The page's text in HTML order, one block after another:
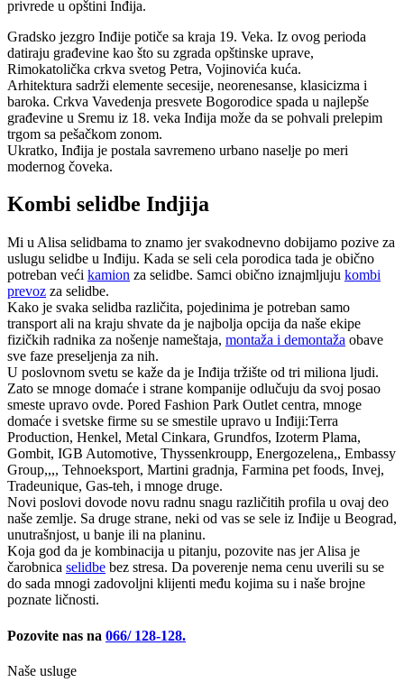
privrede u opštini Inđija.
Gradsko jezgro Inđije potiče sa kraja 19. Veka. Iz ovog perioda
datiraju građevine kao što su zgrada opštinske uprave,
Rimokatolička crkva svetog Petra, Vojinovića kuća.
Arhitektura sadrži elemente secesije, neorenesanse, klasicizma i
baroka. Crkva Vavedenja presvete Bogorodice spada u najlepše
građevine u Sremu iz 18. veka Inđija može da se pohvali prelepim
trgom sa pešačkom zonom.
Ukratko, Inđija je postala savremeno urbano naselje po meri
modernog čoveka.
Kombi selidbe Indjija
Mi u Alisa selidbama to znamo jer svakodnevno dobijamo pozive za
uslugu selidbe u Inđiju. Kada se seli cela porodica tada je obično
potreban veći kamion za selidbe. Samci obično iznajmljuju kombi
prevoz za selidbe.
Kako je svaka selidba različita, pojedinima je potreban samo
transport ali na kraju shvate da je najbolja opcija da naše ekipe
fizičkih radnika za nošenje nameštaja, montaža i demontaža obave
sve faze preseljenja za nih.
U poslovnom svetu se kaže da je Inđija tržište od tri miliona ljudi.
Zato se mnoge domaće i strane kompanije odlučuju da svoj posao
smeste upravo ovde. Pored Fashion Park Outlet centra, mnoge
domaće i svetske firme su se smestile upravo u Inđiji:Terra
Production, Henkel, Metal Cinkara, Grundfos, Izoterm Plama,
Gombit, IGB Automotive, Thyssenkroupp, Energozelena,, Embassy
Group,,,, Tehnoeksport, Martini gradnja, Farmina pet foods, Invej,
Tradeunique, Gas-teh, i mnoge druge.
Novi poslovi dovode novu radnu snagu različitih profila u ovaj deo
naše zemlje. Sa druge strane, neki od vas se sele iz Inđije u Beograd,
unutrašnjost, u banje ili na planinu.
Koja god da je kombinacija u pitanju, pozovite nas jer Alisa je
čarobnica selidbe bez stresa. Da poverenje nema cenu uverili su se
do sada mnogi zadovoljni klijenti među kojima su i naše brojne
poznate ličnosti.
Pozovite nas na 066/ 128-128.
Naše usluge